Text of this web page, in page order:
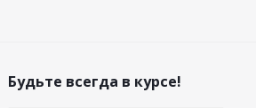
Будьте всегда в курсе!